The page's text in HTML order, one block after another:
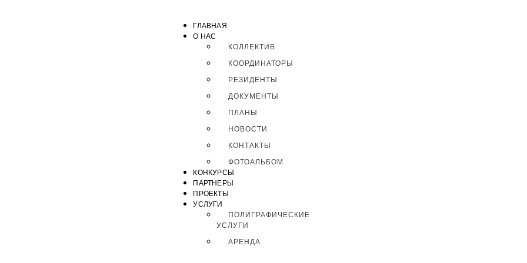
ГЛАВНАЯ
О НАС
КОЛЛЕКТИВ
КООРДИНАТОРЫ
РЕЗИДЕНТЫ
ДОКУМЕНТЫ
ПЛАНЫ
НОВОСТИ
КОНТАКТЫ
ФОТОАЛЬБОМ
КОНКУРСЫ
ПАРТНЕРЫ
ПРОЕКТЫ
УСЛУГИ
ПОЛИГРАФИЧЕСКИЕ
УСЛУГИ
АРЕНДА